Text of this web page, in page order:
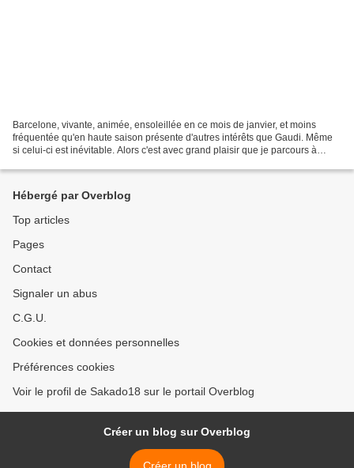
Barcelone, vivante, animée, ensoleillée en ce mois de janvier, et moins
fréquentée qu'en haute saison présente d'autres intérêts que Gaudi. Même
si celui-ci est inévitable. Alors c'est avec grand plaisir que je parcours à
Hébergé par Overblog
Top articles
Pages
Contact
Signaler un abus
C.G.U.
Cookies et données personnelles
Préférences cookies
Voir le profil de Sakado18 sur le portail Overblog
Créer un blog sur Overblog